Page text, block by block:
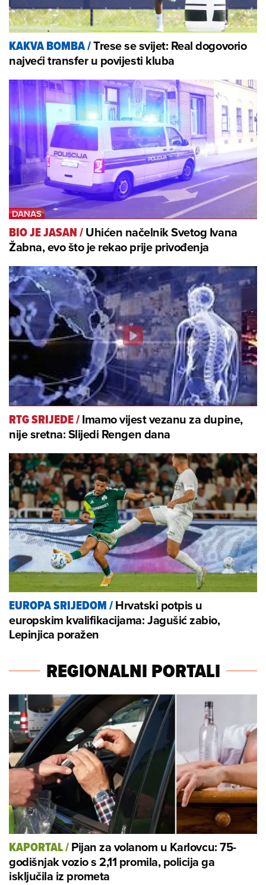
KAKVA BOMBA/Trese se svijet: Real dogovorio
najveći transfer u povijesti kluba
BIO JE JASAN/Uhićen načelnik Svetog Ivana
Žabna, evo što je rekao prije privođenja
RTG SRIJEDE/Imamo vijest vezanu za dupine,
nije sretna: Slijedi Rengen dana
EUROPA SRIJEDOM/Hrvatski potpis u
europskim kvalifikacijama: Jagušić zabio,
Lepinjica poražen
REGIONALNI PORTALI
KAPORTAL/Pijan za volanom u Karlovcu: 75-
godišnjak vozio s 2,11 promila, policija ga
isključila iz prometa